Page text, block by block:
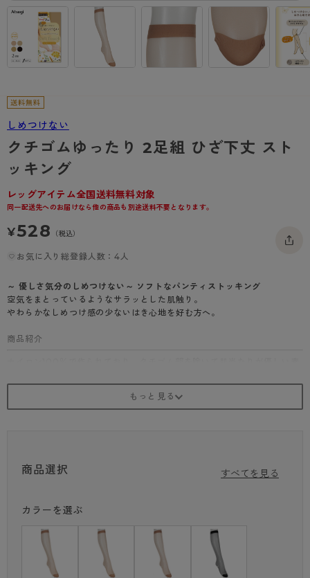
- 着圧ストッキング
- パンティ部レスストッキング
タイツ
- 柄タイツ
- ひざ下丈タイツ
- 着圧タイツ
ソックス・靴下
- ブラトップ
ショーツ
- レギュラーショーツ
肌着・インナー
- 長袖（七分袖以上）
- タンクトップ
ルームウェア・パジャマ
アクティブ・スポーツ
- スポーツブラ
雑貨・小物
Tバック・ビキニ
肌着・インナー
ルームウェア・パジャマ
ハイソックス
スクールソックス
スポーツブラ
ショーツ
レギュラーショーツ
スゴスト
フェイクタイツ
hotto comfort
BT
スクールタイム
みんなの、みんなの。
CLINICAL
ハイジュニ
私に似合う、ストッキング選び
タイツの選び方
ご利用ガイド
はじめての方へ
よくある質問（FAQ）
配送方法について
返品・交換について
お問い合わせについて
しめつけない
クチゴムゆったり 2足組 ひざ下丈 スト
ッキング
レッグアイテム全国送料無料対象
同一配送先へのお届けなら他の商品も別途送料不要となります。
¥528 （税込）
お気に入り総登録人数：4人
～ 優しさ気分のしめつけない～ ソフトなパンティストッキング
空気をまとっているようなサラッとした肌触り。
やわらかなしめつけ感の少ないはき心地を好む方へ。
商品紹介
さらに、補強トウ仕様なので、つま先部分がしっかりと強化されており、
締め付け感が苦手な方におすすめです。
※商品画像はできる限り実物の色に近づけるよう調整しておりますが、
商品選択 すべてを見る
カラーを選ぶ